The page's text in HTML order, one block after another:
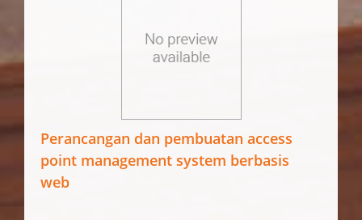
Perancangan dan pembuatan access
point management system berbasis
web